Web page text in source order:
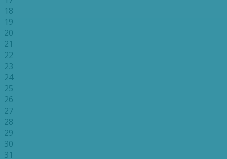
18
19
20
21
22
23
24
25
26
27
28
29
30
31